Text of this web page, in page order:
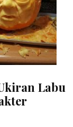
Labu